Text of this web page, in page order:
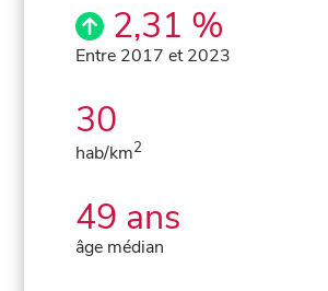
2,31 %
Entre 2017 et 2023
30
hab/km2
49 ans
âge médian